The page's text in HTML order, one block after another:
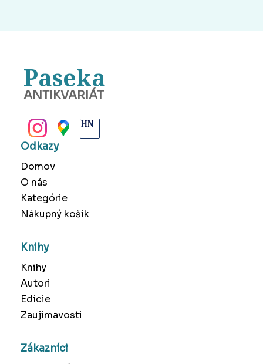
Paseka
ANTIKVARIÁT
Odkazy
Domov
O nás
Kategórie
Nákupný košík
Knihy
Knihy
Autori
Edície
Zaujímavosti
Zákazníci